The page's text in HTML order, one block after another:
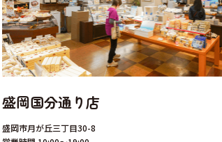
盛岡国分通り店
盛岡市月が丘三丁目30-8